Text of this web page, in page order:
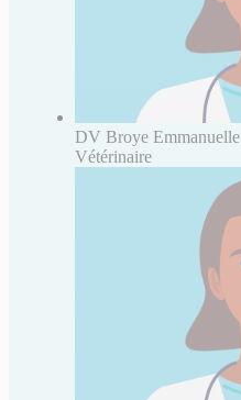
DV Broye Emmanuelle
Vétérinaire